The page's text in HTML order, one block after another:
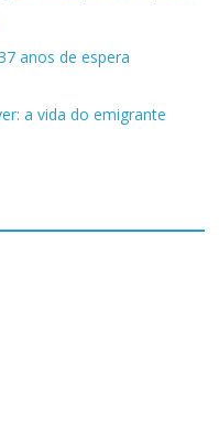
anos de espera
a vida do emigrante